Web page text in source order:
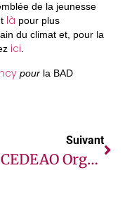
de la jeunesse
là pour plus
du climat et, pour la
ici
pour la BAD
Suivant
La CEDEAO Organise Un Atelier Sur Le Leadership De La Jeunesse Dans Le Cadre Des Efforts De Prévention Des Conflits, De Médiation Et De Réduction Au Silence Des Armes À Feu